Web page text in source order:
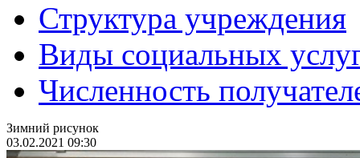
Структура учреждения
Виды социальных
Численность
Зимний рисунок
03.02.2021 09:30